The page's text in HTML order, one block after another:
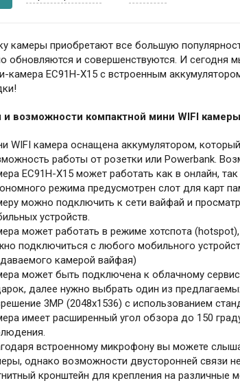
камеры приобретают все большую
обновляются и совершенствуются. И сегодня
камера EC91H-X15 с встроенным
возможности компактной мини WIFI
WIFI камера оснащена аккумулятором,
работы от розетки или Powerbank.
EC91H-X15 может работать как в онлайн,
режима предусмотрен слот для карт
можно подключить к сети вайфай и
устройств.
может работать в режиме хотспота
подключиться с любого мобильного
камерой вайфая)
может быть подключена к облачному
далее нужно выбрать один из
3МР (2048x1536) с использованием
имеет расширенный угол обзора до 150
встроенному микрофону вы можете
однако возможности двусторонней связи
кронштейн для крепления на различные